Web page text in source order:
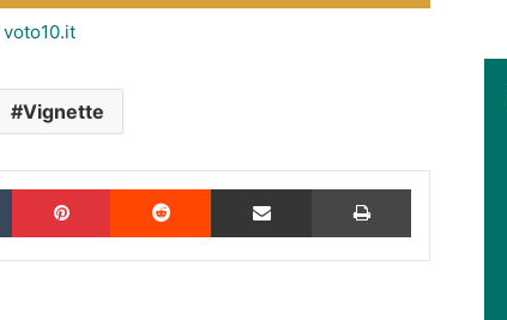
voto10.it
Vignette
Tumblr Pinterest Reddit Condividi via Email Stampa